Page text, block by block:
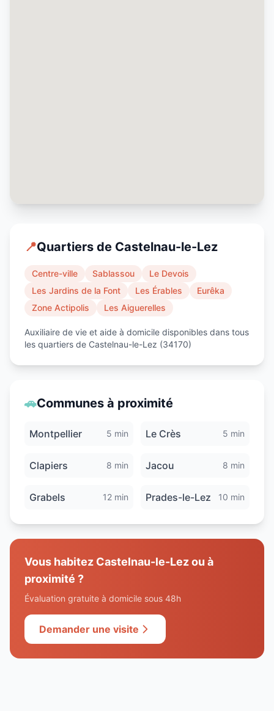
📍Quartiers de Castelnau-le-Lez
Centre-ville Sablassou
Le Devois
Les Jardins de la Font
Les Érables
Eurêka
Zone Actipolis
Les Aiguerelles
Auxiliaire de vie et aide à domicile disponibles dans tous
les quartiers de Castelnau-le-Lez (34170)
🚗Communes à proximité
Montpellier 5 min Le Crès 5 min
Clapiers 8 min Jacou 8 min
Grabels 12 min Prades-le-Lez 10 min
Vous habitez Castelnau-le-Lezou à
proximité ?
Évaluation gratuite à domicile sous 48h
Demander une visite